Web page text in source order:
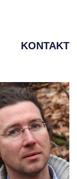
KONTAKT